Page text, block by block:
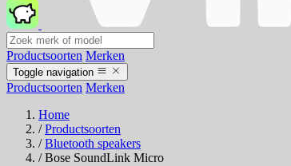
Productsoorten Merken
Toggle navigation
Productsoorten Merken
Home
/ Productsoorten
/ Bluetooth speakers
/ Bose SoundLink Micro